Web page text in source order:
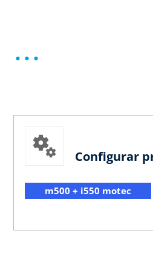
Configurar
m500 + i550 motec